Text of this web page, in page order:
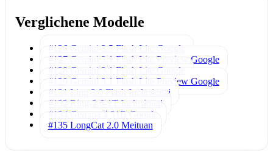
Verglichene Modelle
#126 Gemini 3.5 Flash Lite
Google
#127 Gemini 3.1 Flash Lite Preview Google
#128 Gemini 3.1 Flash Lite
Google
#129 Gemini 3.1 Flash Lite Preview Google
#131 Ling 3.0 Flash Inclusionai
#132 Ring-2.6-1T Inclusionai
#134 Gemma 4 31B Google
#135 LongCat 2.0 Meituan